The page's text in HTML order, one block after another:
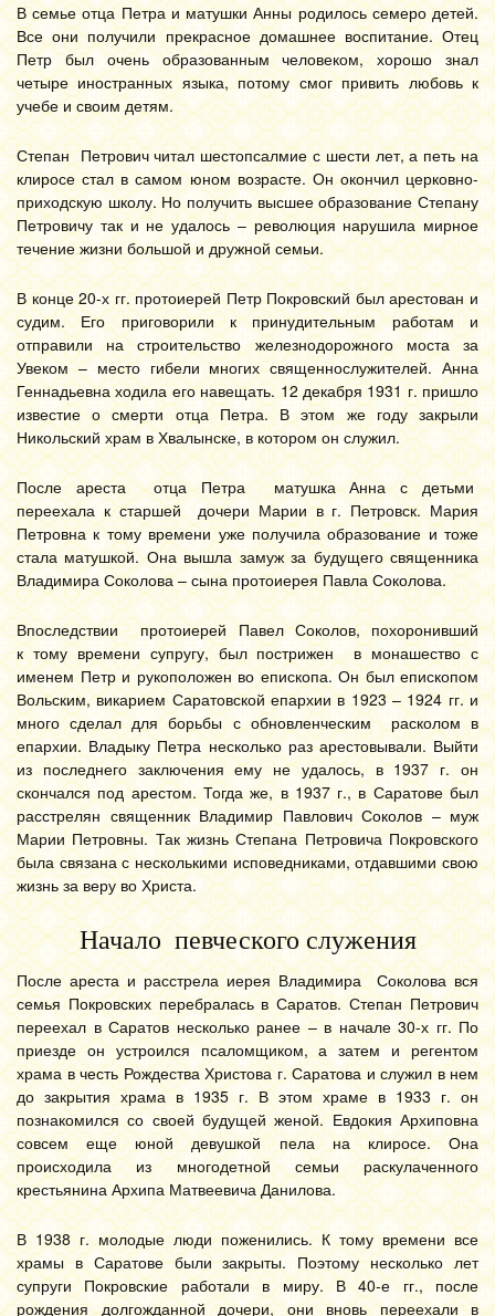
В семье отца Петра и матушки Анны родилось семеро детей.
Все они получили прекрасное домашнее воспитание. Отец
Петр был очень образованным человеком, хорошо знал
четыре иностранных языка, потому смог привить любовь к
учебе и своим детям.
Степан Петрович читал шестопсалмие с шести лет, а петь на
клиросе стал в самом юном возрасте. Он окончил церковно-
приходскую школу. Но получить высшее образование Степану
Петровичу так и не удалось – революция нарушила мирное
течение жизни большой и дружной семьи.
В конце 20-х гг. протоиерей Петр Покровский был арестован и
судим. Его приговорили к принудительным работам и
отправили на строительство железнодорожного моста за
Увеком – место гибели многих священнослужителей. Анна
Геннадьевна ходила его навещать. 12 декабря 1931 г. пришло
известие о смерти отца Петра. В этом же году закрыли
Никольский храм в Хвалынске, в котором он служил.
После ареста отца Петра матушка Анна с детьми
переехала к старшей дочери Марии в г. Петровск. Мария
Петровна к тому времени уже получила образование и тоже
стала матушкой. Она вышла замуж за будущего священника
Владимира Соколова – сына протоиерея Павла Соколова.
Впоследствии протоиерей Павел Соколов, похоронивший
к тому времени супругу, был пострижен в монашество с
именем Петр и рукоположен во епископа. Он был епископом
Вольским, викарием Саратовской епархии в 1923 – 1924 гг. и
много сделал для борьбы с обновленческим расколом в
епархии. Владыку Петра несколько раз арестовывали. Выйти
из последнего заключения ему не удалось, в 1937 г. он
скончался под арестом. Тогда же, в 1937 г., в Саратове был
расстрелян священник Владимир Павлович Соколов – муж
Марии Петровны. Так жизнь Степана Петровича Покровского
была связана с несколькими исповедниками, отдавшими свою
жизнь за веру во Христа.
Начало певческого служения
После ареста и расстрела иерея Владимира Соколова вся
семья Покровских перебралась в Саратов. Степан Петрович
переехал в Саратов несколько ранее – в начале 30-х гг. По
приезде он устроился псаломщиком, а затем и регентом
храма в честь Рождества Христова г. Саратова и служил в нем
до закрытия храма в 1935 г. В этом храме в 1933 г. он
познакомился со своей будущей женой. Евдокия Архиповна
совсем еще юной девушкой пела на клиросе. Она
происходила из многодетной семьи раскулаченного
крестьянина Архипа Матвеевича Данилова.
В 1938 г. молодые люди поженились. К тому времени все
храмы в Саратове были закрыты. Поэтому несколько лет
супруги Покровские работали в миру. В 40-е гг., после
рождения долгожданной дочери, они вновь переехали в